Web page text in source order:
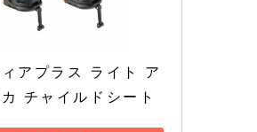
アプラス ライト ア
チャイルドシート